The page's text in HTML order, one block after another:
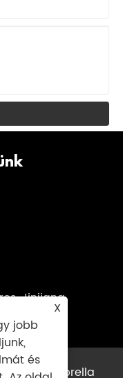
Jinjiang
Umbrella
X
jobb
és